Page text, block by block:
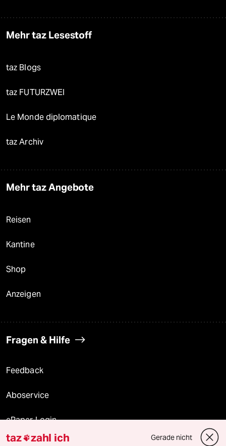
Mehr taz Lesestoff
taz Blogs
taz FUTURZWEI
Le Monde diplomatique
taz Archiv
Mehr taz Angebote
Reisen
Kantine
Shop
Anzeigen
Fragen & Hilfe
Feedback
Aboservice
ePaper Login
taz zahl ich Gerade nicht